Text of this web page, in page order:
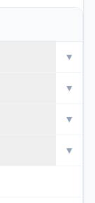
▼
▼
▼
инвалидов
и
▼